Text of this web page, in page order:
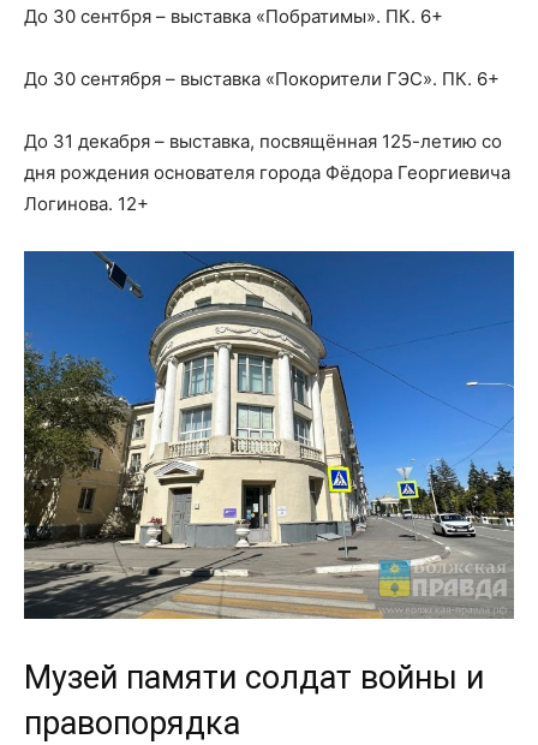
До 30 сентбря – выставка «Побратимы». ПК. 6+
До 30 сентября – выставка «Покорители ГЭС». ПК. 6+
До 31 декабря – выставка, посвящённая 125-летию со
дня рождения основателя города Фёдора Георгиевича
Логинова. 12+
Музей памяти солдат войны и
правопорядка